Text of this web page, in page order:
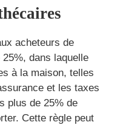
acheteurs de
dans laquelle
à la maison, telles
et les taxes
plus de 25% de
Cette règle peut